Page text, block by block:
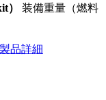
） 装備重量（燃料
製品詳細